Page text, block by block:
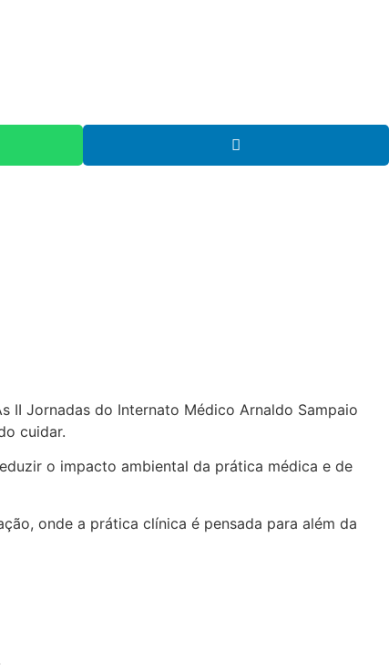
II Jornadas do Internato Médico Arnaldo Sampaio
cuidar.
o impacto ambiental da prática médica e de
onde a prática clínica é pensada para além da